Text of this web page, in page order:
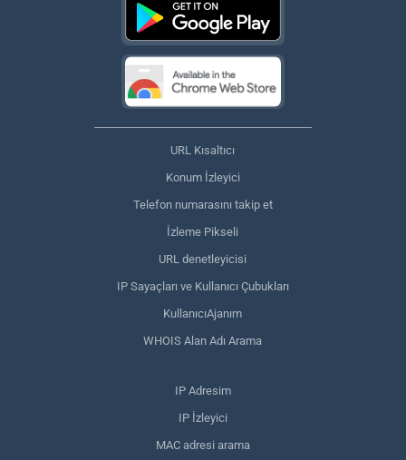
URL Kısaltıcı
Konum İzleyici
Telefon numarasını takip et
İzleme Pikseli
URL denetleyicisi
IP Sayaçları ve Kullanıcı Çubukları
KullanıcıAjanım
WHOIS Alan Adı Arama
IP Adresim
IP İzleyici
MAC adresi arama